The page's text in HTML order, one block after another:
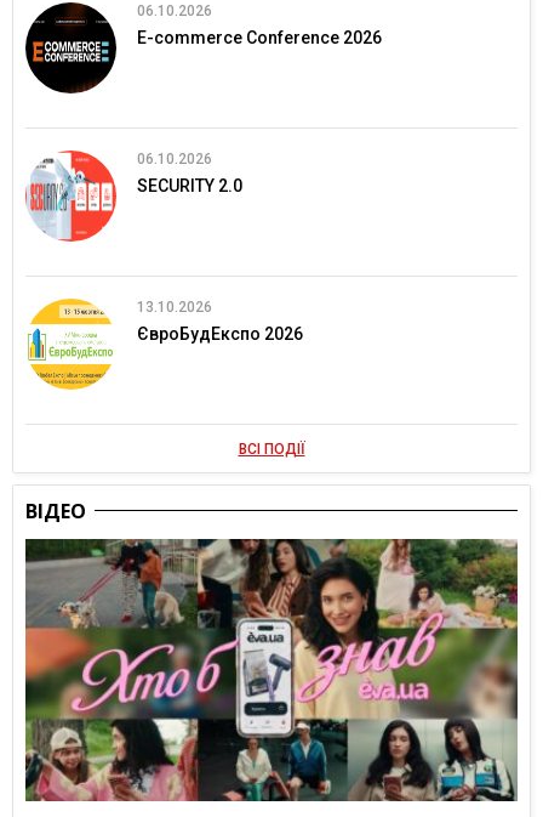
06.10.2026
E-commerce Conference 2026
06.10.2026
SECURITY 2.0
13.10.2026
ЄвроБудЕкспо 2026
ВСІ ПОДІЇ
ВІДЕО